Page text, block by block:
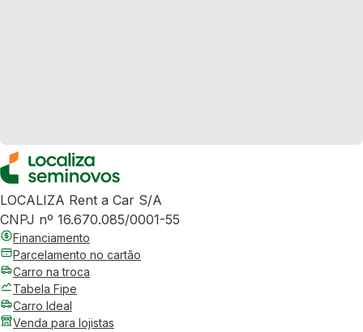
LOCALIZA Rent a Car S/A
CNPJ nº 16.670.085/0001-55
Financiamento
Parcelamento no cartão
Carro na troca
Tabela Fipe
Carro Ideal
Venda para lojistas